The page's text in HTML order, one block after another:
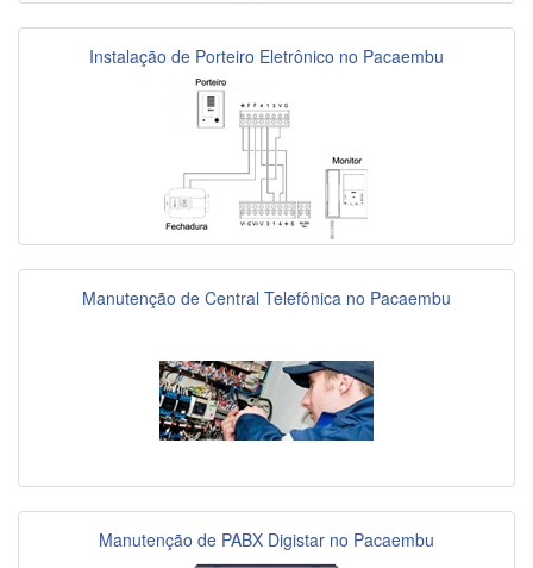
Instalação de Porteiro Eletrônico no Pacaembu
Manutenção de Central Telefônica no Pacaembu
Manutenção de PABX Digistar no Pacaembu